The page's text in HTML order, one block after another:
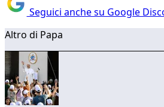
Seguici anche su Google
Altro di Papa